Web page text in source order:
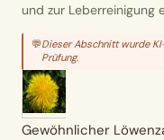
Suche
Erntekorb
und zur Leberreinigung
💬Dieser Abschnitt wurde
Prüfung.
Gewöhnlicher